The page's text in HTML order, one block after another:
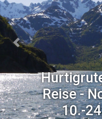
Reise -
10.-
Previous